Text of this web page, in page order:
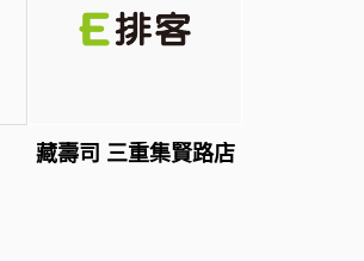
藏壽司 三重集賢路店